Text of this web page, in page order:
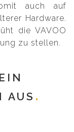
auch auf
Hardware.
die VAVOO
zu stellen.
AUS